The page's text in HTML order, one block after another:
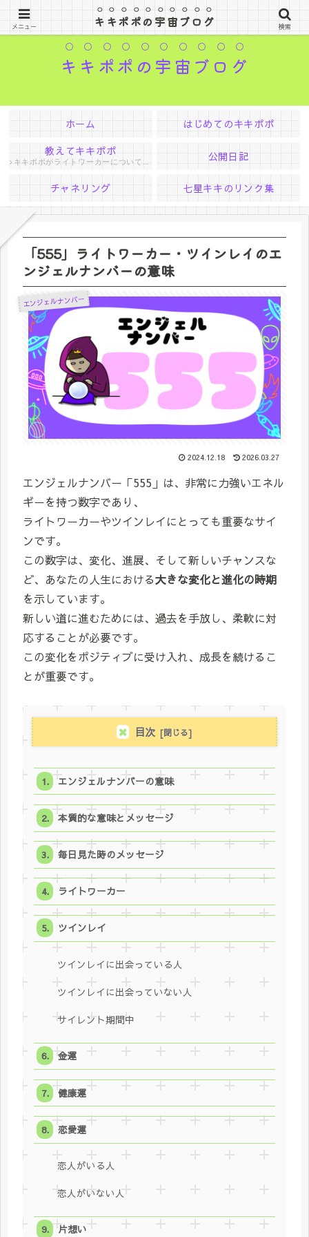
はるか遠く宇宙の果てからやってきたお姫様
キキポポの宇宙ブログ
ホーム
はじめてのキキポポ
教えてキキポポ
キキポポがライトワーカーについて色々教えてくれる 公開日記
チャネリング 七星キキのリンク集
「555」ライトワーカー・ツインレイのエ
ンジェルナンバーの意味
エンジェルナンバー
2024.12.18 2026.03.27
エンジェルナンバー「555」は、非常に力強いエネル
ギーを持つ数字であり、
ライトワーカーやツインレイにとっても重要なサイ
ンです。
この数字は、変化、進展、そして新しいチャンスな
ど、あなたの人生における大きな変化と進化の時期
を示しています。
新しい道に進むためには、過去を手放し、柔軟に対
応することが必要です。
この変化をポジティブに受け入れ、成長を続けるこ
とが重要です。
目次
エンジェルナンバーの意味
本質的な意味とメッセージ
毎日見た時のメッセージ
ライトワーカー
ツインレイ
ツインレイに出会っている人
ツインレイに出会っていない人
サイレント期間中
金運
健康運
恋愛運
恋人がいる人
恋人がいない人
片想い
メニュー キキポポの宇宙ブログ 検索